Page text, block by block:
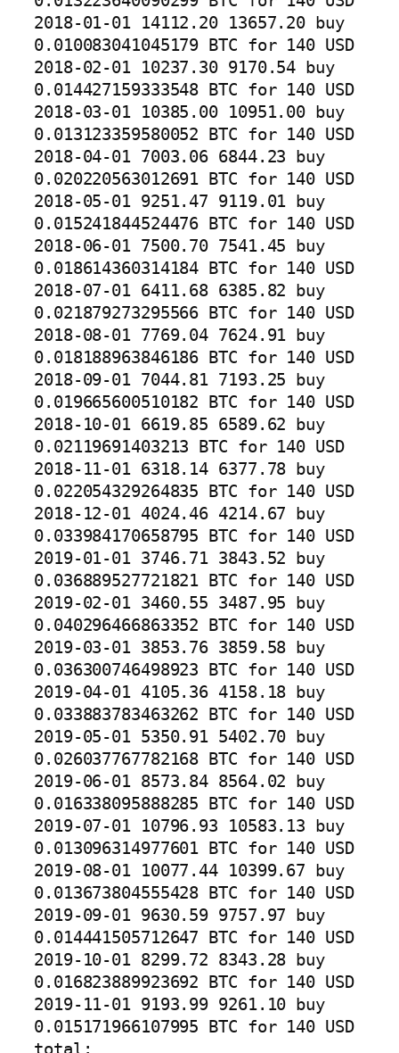
2018-01-01 14112.20 13657.20 buy
0.010083041045179 BTC for 140 USD
2018-02-01 10237.30 9170.54 buy
0.014427159333548 BTC for 140 USD
2018-03-01 10385.00 10951.00 buy
0.013123359580052 BTC for 140 USD
2018-04-01 7003.06 6844.23 buy
0.020220563012691 BTC for 140 USD
2018-05-01 9251.47 9119.01 buy
0.015241844524476 BTC for 140 USD
2018-06-01 7500.70 7541.45 buy
0.018614360314184 BTC for 140 USD
2018-07-01 6411.68 6385.82 buy
0.021879273295566 BTC for 140 USD
2018-08-01 7769.04 7624.91 buy
0.018188963846186 BTC for 140 USD
2018-09-01 7044.81 7193.25 buy
0.019665600510182 BTC for 140 USD
2018-10-01 6619.85 6589.62 buy
0.02119691403213 BTC for 140 USD
2018-11-01 6318.14 6377.78 buy
0.022054329264835 BTC for 140 USD
2018-12-01 4024.46 4214.67 buy
0.033984170658795 BTC for 140 USD
2019-01-01 3746.71 3843.52 buy
0.036889527721821 BTC for 140 USD
2019-02-01 3460.55 3487.95 buy
0.040296466863352 BTC for 140 USD
2019-03-01 3853.76 3859.58 buy
0.036300746498923 BTC for 140 USD
2019-04-01 4105.36 4158.18 buy
0.033883783463262 BTC for 140 USD
2019-05-01 5350.91 5402.70 buy
0.026037767782168 BTC for 140 USD
2019-06-01 8573.84 8564.02 buy
0.016338095888285 BTC for 140 USD
2019-07-01 10796.93 10583.13 buy
0.013096314977601 BTC for 140 USD
2019-08-01 10077.44 10399.67 buy
0.013673804555428 BTC for 140 USD
2019-09-01 9630.59 9757.97 buy
0.014441505712647 BTC for 140 USD
2019-10-01 8299.72 8343.28 buy
0.016823889923692 BTC for 140 USD
2019-11-01 9193.99 9261.10 buy
0.015171966107995 BTC for 140 USD
total: